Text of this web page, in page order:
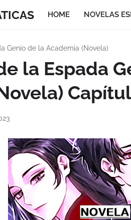
HOME NOVELAS
Genio de la Academia (Novela)
la Espada